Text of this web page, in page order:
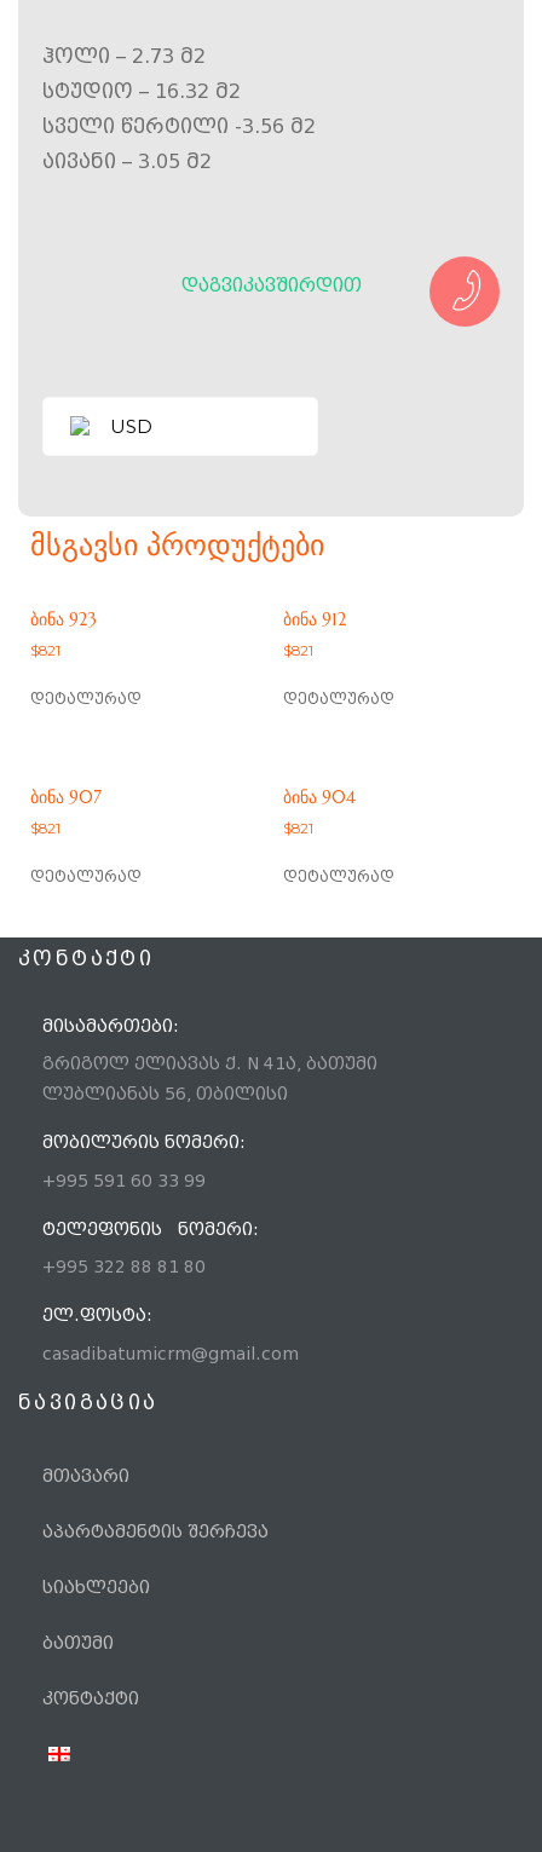
ჰოლი – 2.73 მ2
სტუდიო – 16.32 მ2
სველი წერტილი -3.56 მ2
აივანი – 3.05 მ2
ᲓᲐᲒᲕᲘᲙᲐᲕᲨᲘᲠᲓᲘᲗ
USD
ᲛᲡᲒᲐᲕᲡᲘ ᲞᲠᲝᲓᲣᲥᲢᲔᲑᲘ
ᲑᲘᲜᲐ 923
$821
დეტალურად
ᲑᲘᲜᲐ 912
$821
დეტალურად
ᲑᲘᲜᲐ 907
$821
დეტალურად
ᲑᲘᲜᲐ 904
$821
დეტალურად
ᲙᲝᲜᲢᲐᲥᲢᲘ
ᲛᲘᲡᲐᲛᲐᲠᲗᲔᲑᲘ:
გრიგოლ ელიავას ქ. N 41ა, ბათუმი
ლუბლიანას 56, თბილისი
ᲛᲝᲑᲘᲚᲣᲠᲘᲡ ᲜᲝᲛᲔᲠᲘ:
+995 591 60 33 99
ᲢᲔᲚᲔᲤᲝᲜᲘᲡ ᲜᲝᲛᲔᲠᲘ:
+995 322 88 81 80
ᲔᲚ.ᲤᲝᲡᲢᲐ:
casadibatumicrm@gmail.com
ნავიგაცია
მთავარი
აპარტამენტის შერჩევა
სიახლეები
ბათუმი
კონტაქტი